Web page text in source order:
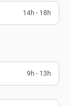
14h - 18h
9h - 13h